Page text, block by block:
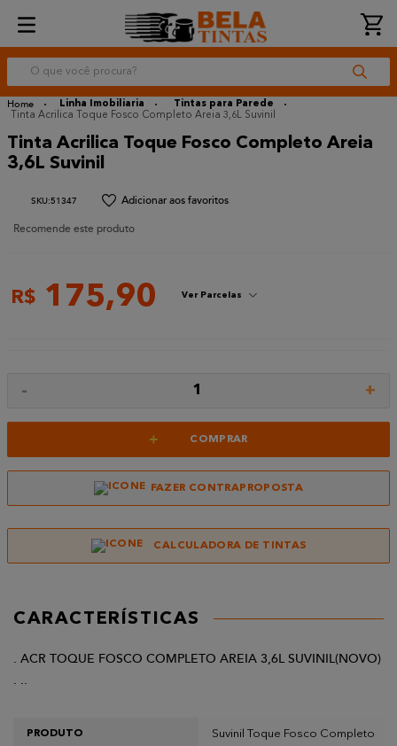
O que você procura?
Linha Imobiliaria
Tintas para Parede
Tinta Acrilica Toque Fosco Completo Areia 3,6L Suvinil
Tinta Acrilica Toque Fosco Completo Areia
3,6L Suvinil
:51347
Recomende este produto
R$ 175,90 Ver Parcelas
- 1 +
+ COMPRAR
FAZER CONTRAPROPOSTA
CALCULADORA DE TINTAS
CARACTERÍSTICAS
. ACR TOQUE FOSCO COMPLETO AREIA 3,6L SUVINIL(NOVO)
. ..
PRODUTO Suvinil Toque Fosco Completo